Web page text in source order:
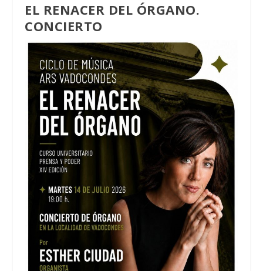
EL RENACER DEL ÓRGANO.
CONCIERTO